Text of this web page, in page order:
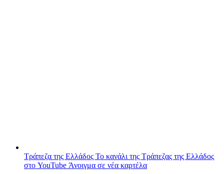
Τράπεζα της Ελλάδος Το κανάλι της Τράπεζας της Ελλάδος
στο YouTube Άνοιγμα σε νέα καρτέλα